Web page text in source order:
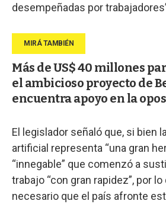
desempeñadas por
Más de US$ 40 millones
el ambicioso proyecto de
encuentra apoyo en la
El legislador señaló que, si bien
artificial representa “una gran
“innegable” que comenzó a
trabajo “con gran rapidez”, por
necesario que el país afronte